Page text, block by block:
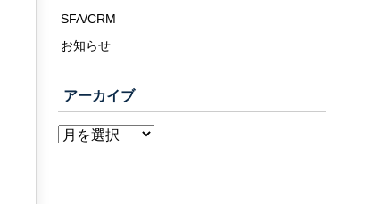
SFA/CRM
お知らせ
アーカイブ